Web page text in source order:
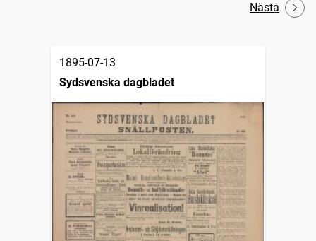
Nästa
1895-07-13
Sydsvenska dagbladet